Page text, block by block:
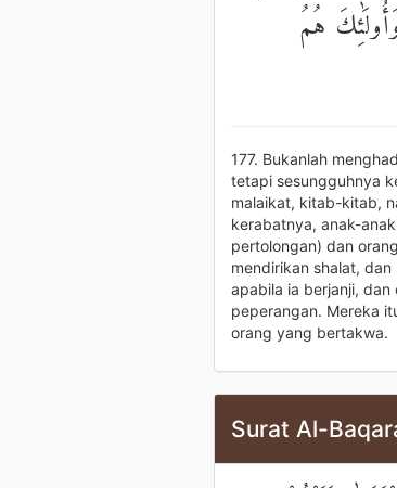
هُمُ
177. Bukanlah
tetapi sesungguhnya
malaikat, kitab-kitab,
kerabatnya, anak-
pertolongan) dan
mendirikan shalat,
apabila ia berjanji,
peperangan. Mereka
orang yang bertakwa.
Surat Al-